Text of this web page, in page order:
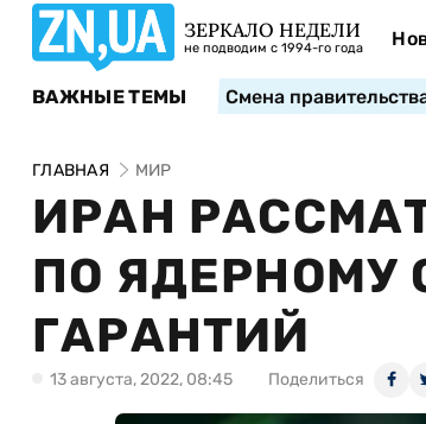
ЗЕРКАЛО НЕДЕЛИ
не подводим с 1994-го года
ВАЖНЫЕ ТЕМЫ Смена
ГЛАВНАЯ МИР
ИРАН
ПО ЯДЕРНОМУ
ГАРАНТИЙ
13 августа, 2022, 08:45 Поделиться